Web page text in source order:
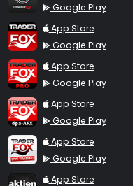
Google Play
TraderFox App
App Store
Google Play
TraderFox Pro
App Store
Google Play
TraderFox dpa-AFX
App Store
Google Play
TraderFox Live Trading
App Store
Google Play
TraderFox aktien Magazin
App Store